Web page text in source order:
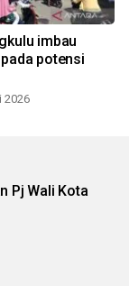
imbau
potensi
2026
Pj Wali Kota